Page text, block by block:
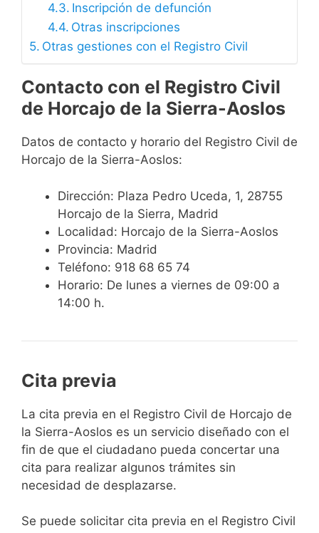
Inscripción de defunción
Otras inscripciones
Otras gestiones con el Registro Civil
Contacto con el Registro Civil
de Horcajo de la Sierra-Aoslos
Datos de contacto y horario del Registro Civil de
Horcajo de la Sierra-Aoslos:
Dirección: Plaza Pedro Uceda, 1, 28755
Horcajo de la Sierra, Madrid
Localidad: Horcajo de la Sierra-Aoslos
Provincia: Madrid
Teléfono: 918 68 65 74
Horario: De lunes a viernes de 09:00 a
14:00 h.
Cita previa
​​​​​​​​​​​​​​​​​​​​​​​​​​​​La cita previa en el Registro Civil de Horcajo de
la Sierra-Aoslos es un servicio diseñado con el
fin de que el ciudadano pueda concertar una
cita para realizar algunos trámites sin
necesidad de desplazarse.​
Se puede solicitar cita previa en el Registro Civil